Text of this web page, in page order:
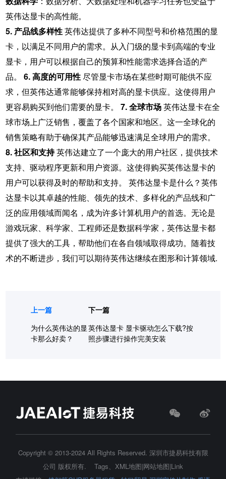
英伟达显卡的高性能。
5. 产品线多样性英伟达提供了多种不同型号和价格范围的显
卡，以满足不同用户的需求。从入门级的显卡到高端的专业
显卡，用户可以根据自己的预算和性能需求选择合适的产
品。 6. 高度的可用性尽管显卡市场在某些时期可能供不应
求，但英伟达通常能够保持相对高的显卡供应。这使得用户
更容易购买到他们需要的显卡。 7. 全球市场英伟达显卡在全
球市场上广泛销售，覆盖了各个国家和地区。这一全球化的
销售策略有助于确保其产品能够迅速满足全球用户的需求。
8. 社区和支持英伟达建立了一个庞大的用户社区，提供技术
支持、驱动程序更新和用户资源。这使得购买英伟达显卡的
用户可以获得及时的帮助和支持。 英伟达显卡是什么？英伟
达显卡以其卓越的性能、领先的技术、多样化的产品线和广
泛的应用领域而闻名，成为许多计算机用户的首选。无论是
游戏玩家、科学家、工程师还是数据科学家，英伟达显卡都
提供了强大的工具，帮助他们在各自领域取得成功。随着技
术的不断进步，我们可以期待英伟达继续在图形和计算领域.
上一篇
为什么英伟达的显
卡那么好卖？
下一篇
英伟达显卡 显卡驱动怎么下载?按
照步骤进行操作完美安装
Copyright © 2013-2024 All Rights Reserved. 深圳市捷易科技有限
公司 版权所有. Tags、 XML地图|网站地图|Link